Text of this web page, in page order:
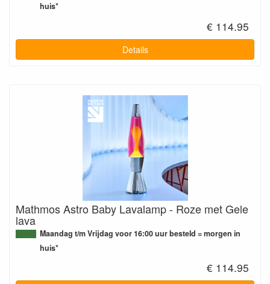
huis*
€ 114.95
Details
Mathmos Astro Baby Lavalamp - Roze met Gele
lava
Maandag t/m Vrijdag voor 16:00 uur besteld = morgen in
huis*
€ 114.95